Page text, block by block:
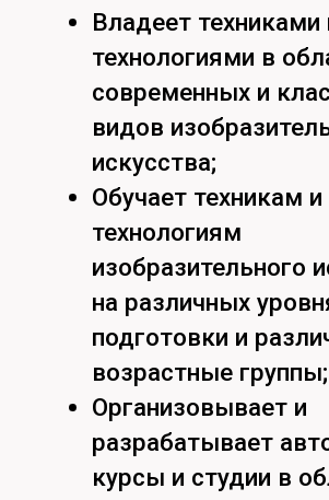
образа;
технологиями цифровой
иллюстрации.
Ключевые партнеры
программы:
Союз художников России и
преподаватели;
Лаборатория креативных
технологий ТОГУ «Арт-Куб» –
практики;
Лаборатория современного
искусства под руководством
Образовательные учреждения